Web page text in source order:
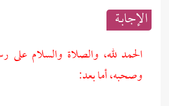
الإجابــة
الحمد لله، والصلاة والسلام على
وصحبه، أما بعد: